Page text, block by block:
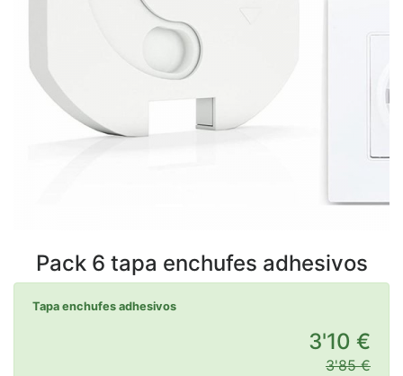
Pack 6 tapa enchufes adhesivos
Tapa enchufes adhesivos
3'10 €
3'85 €